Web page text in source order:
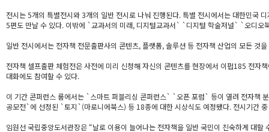
전시는 5개의 특별전시와 3개의 일반 전시로 나눠 진행된다. 특별 전시에서는 대한민
5편도 만날 수 있다. 이밖에 `교과서의 미래, 디지털교과서` `디지털 학술저널` `오디오
일반 전시에서는 전자책 전문출판사의 콘텐츠, 플랫폼, 솔루션 등 전자책 산업의 모든 것
전자책 셀프출판 체험전은 사전에 미리 신청해 자신의 콘텐츠를 현장에서 이펍185 전
대화에도 참여할 수 있다.
이 기간 콘퍼런스 룸에서는 `스마트 퍼블리싱 콘퍼런스` `오픈 포럼` 등이 열려 전자책
공모전`에 선정된 `토지`(마로니에북스) 등 18종에 대한 시상식도 예정됐다. 전시기간
임원선 국립중앙도서관장은 “날로 이용이 늘어나는 전자책을 일반 국민이 친숙하게 대